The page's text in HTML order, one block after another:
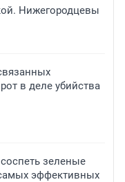
Нижегородцевы
в деле убийства
зеленые
эффективных